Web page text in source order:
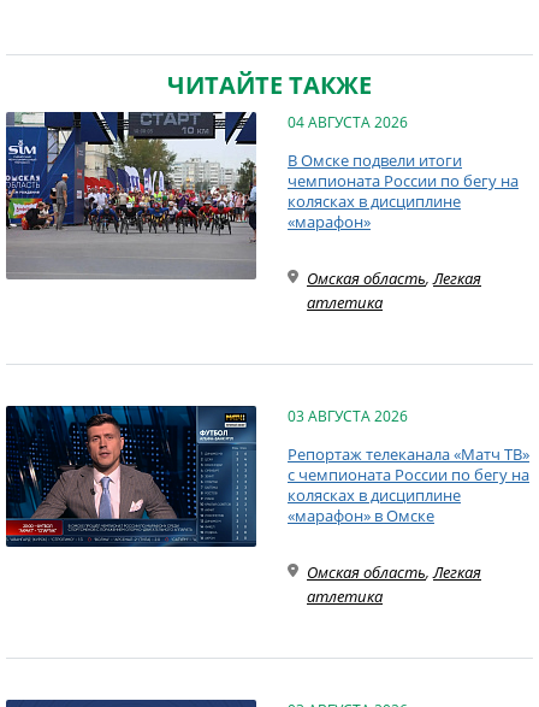
ЧИТАЙТЕ ТАКЖЕ
04 АВГУСТА 2026
В Омске подвели итоги
чемпионата России по бегу на
колясках в дисциплине
«марафон»
Омская область,Легкая
атлетика
03 АВГУСТА 2026
Репортаж телеканала «Матч ТВ»
с чемпионата России по бегу на
колясках в дисциплине
«марафон» в Омске
Омская область,Легкая
атлетика